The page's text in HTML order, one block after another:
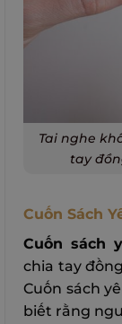
Tai nghe
tay
Cuốn Sách
Cuốn sách
chia tay
Cuốn sách
biết rằng